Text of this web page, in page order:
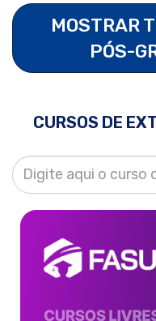
MOSTRAR
PÓS-
CURSOS DE